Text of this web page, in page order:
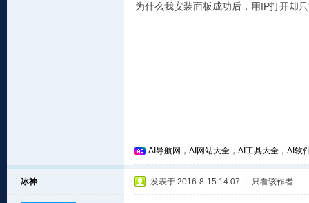
为什么我安装面板成功后，用IP打开却
AI导航网，AI网站大全，AI工具大全，AI软
冰神 发表于 2016-8-15 14:07 只看该作者